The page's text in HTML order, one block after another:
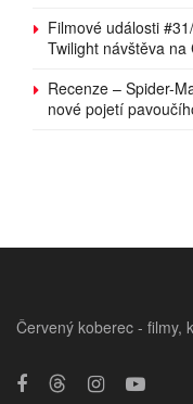
Filmové události
Twilight návštěva
Recenze – Spider-
nové pojetí
Červený koberec - filmy,